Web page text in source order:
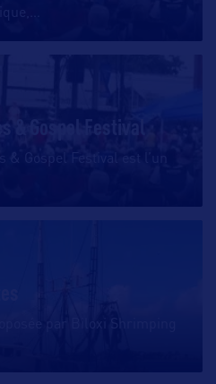
& Gospel Festival est l’un